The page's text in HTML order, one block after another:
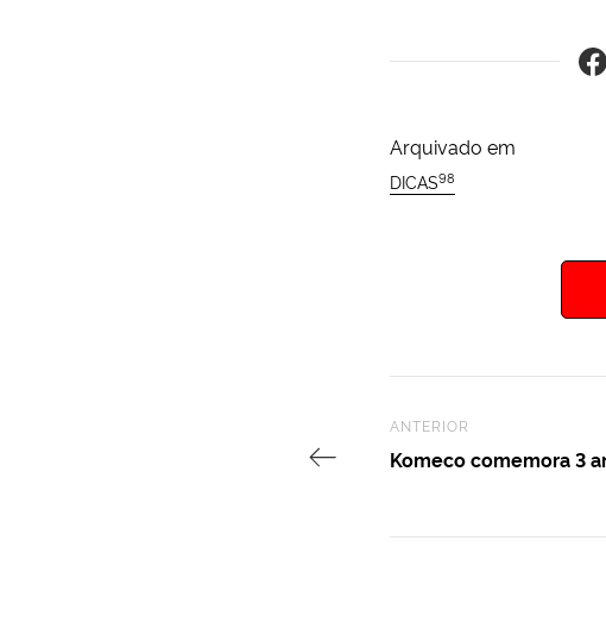
Arquivado em
DICAS98
Previous Post
ANTERIOR
Komeco comemora 3